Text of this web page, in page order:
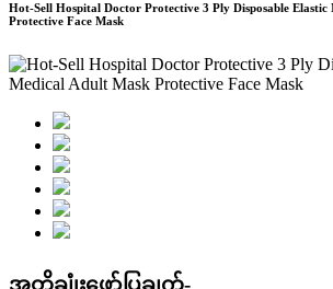
Hot-Sell Hospital Doctor Protective 3 Ply Disposable Elastic
Protective Face Mask
အတိုချုံးဖော်ပြချက်-